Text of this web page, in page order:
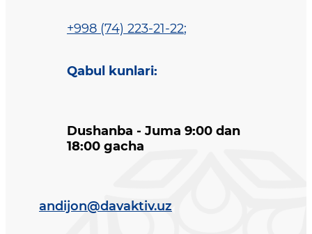
+998 (74) 223-21-22;
Qabul kunlari:
Dushanba - Juma 9:00 dan
18:00 gacha
andijon@davaktiv.uz